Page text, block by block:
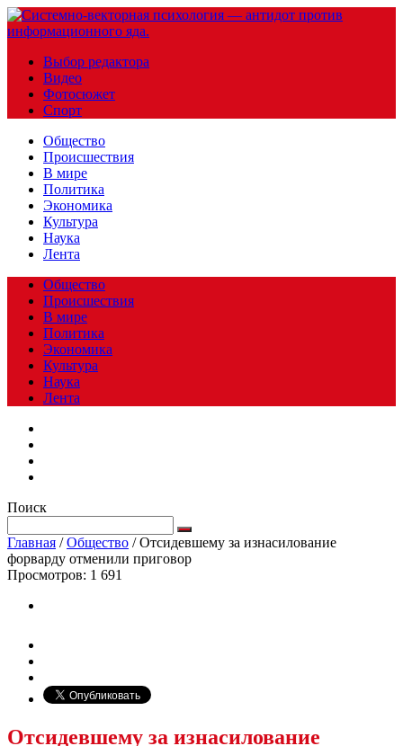
Выбор редактора
Видео
Фотосюжет
Спорт
Общество
Происшествия
В мире
Политика
Экономика
Культура
Наука
Лента
Общество
Происшествия
В мире
Политика
Экономика
Культура
Наука
Лента
Поиск
Главная /Общество /Отсидевшему за изнасилование
форварду отменили приговор
Просмотров: 1 691
Отсидевшему за изнасилование